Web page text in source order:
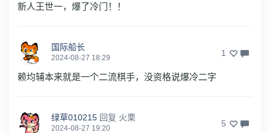
新人王世一，爆了冷门！！
国际船长
2024-08-27 18:29 1
赖均辅本来就是一个二流棋手，没资格说爆冷二字
绿草010215 回复 火栗
2024-08-27 19:20 5